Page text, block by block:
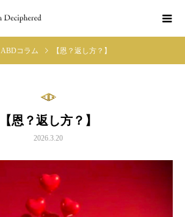
ABDコラム 【恩？返し方？】
【恩？返し方？】
2026.3.20